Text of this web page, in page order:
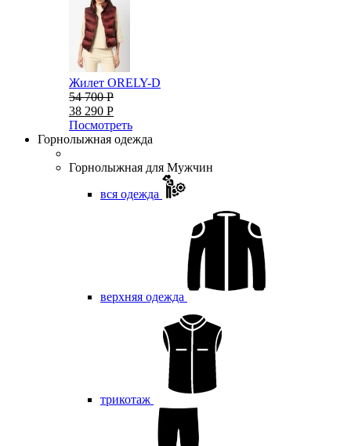
Жилет ORELY-D
54 700 Р
38 290 Р
Посмотреть
Горнолыжная одежда
Горнолыжная для Мужчин
вся одежда
верхняя одежда
трикотаж